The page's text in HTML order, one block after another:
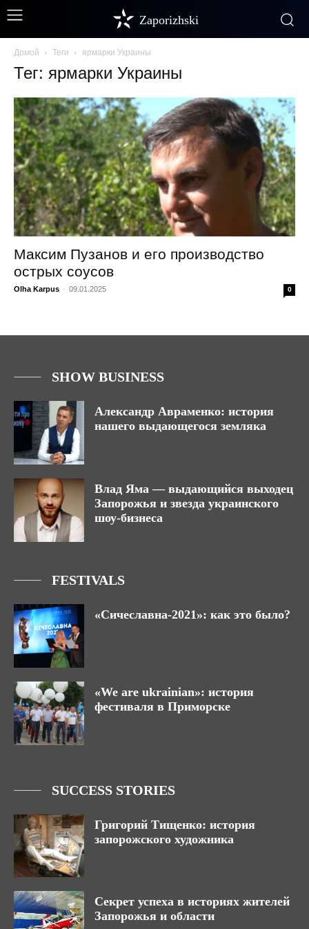
Zaporizhski
Домой Теги ярмарки Украины
Тег: ярмарки Украины
Максим Пузанов и его производство
острых соусов
Olha Karpus - 09.01.2025 0
SHOW BUSINESS
Александр Авраменко: история
нашего выдающегося земляка
Влад Яма — выдающийся выходец
Запорожья и звезда украинского
шоу-бизнеса
FESTIVALS
«Сичеславна-2021»: как это было?
«We are ukrainian»: история
фестиваля в Приморске
SUCCESS STORIES
Григорий Тищенко: история
запорожского художника
Секрет успеха в историях жителей
Запорожья и области